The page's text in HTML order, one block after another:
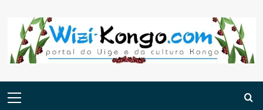
content
Menu